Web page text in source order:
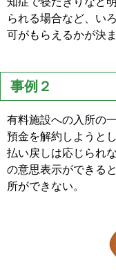
られる場合など、い
可がもらえるかが決ま
事例２
有料施設への入所の
預金を解約しようと
払い戻しは応じられ
の意思表示ができる
所ができない。